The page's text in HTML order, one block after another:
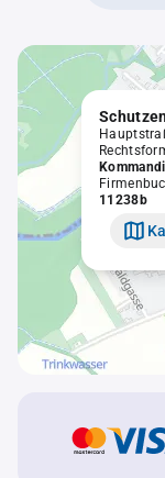
11238b